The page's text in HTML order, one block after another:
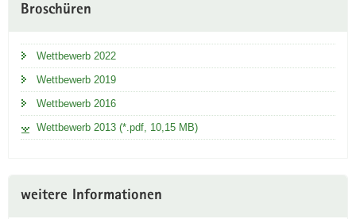
Broschüren
Wettbewerb 2022
Wettbewerb 2019
Wettbewerb 2016
Wettbewerb 2013 (*.pdf, 10,15 MB)
weitere Informationen